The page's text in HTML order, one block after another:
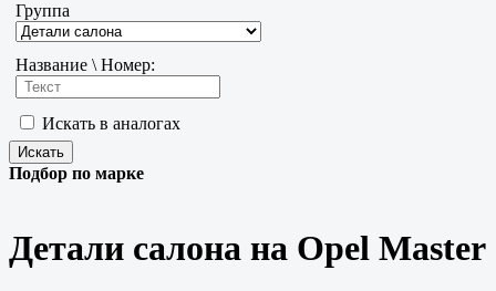
Группа
Название \ Номер:
Искать в аналогах
Подбор по марке
Детали салона на Opel Master